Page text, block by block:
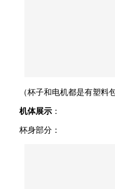
（杯子和电机都是有塑料
机体展示 ：
杯身部分：